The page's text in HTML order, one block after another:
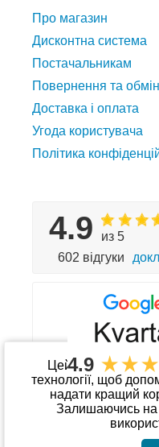
Цей сайт
технології, щоб
надати кращий
Залишаючись на
Про магазин
Дисконтна система
Постачальникам
Повернення та обмін
Доставка і оплата
Угода користувача
Політика
4.9
из 5
602 відгуки
4.9
Приймаємо до